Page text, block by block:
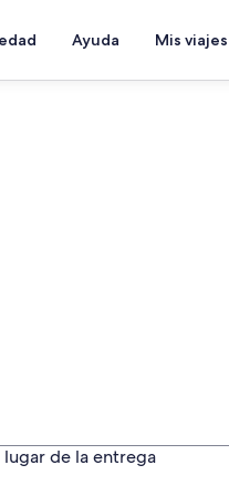
Ayuda Mis viajes
de la entrega